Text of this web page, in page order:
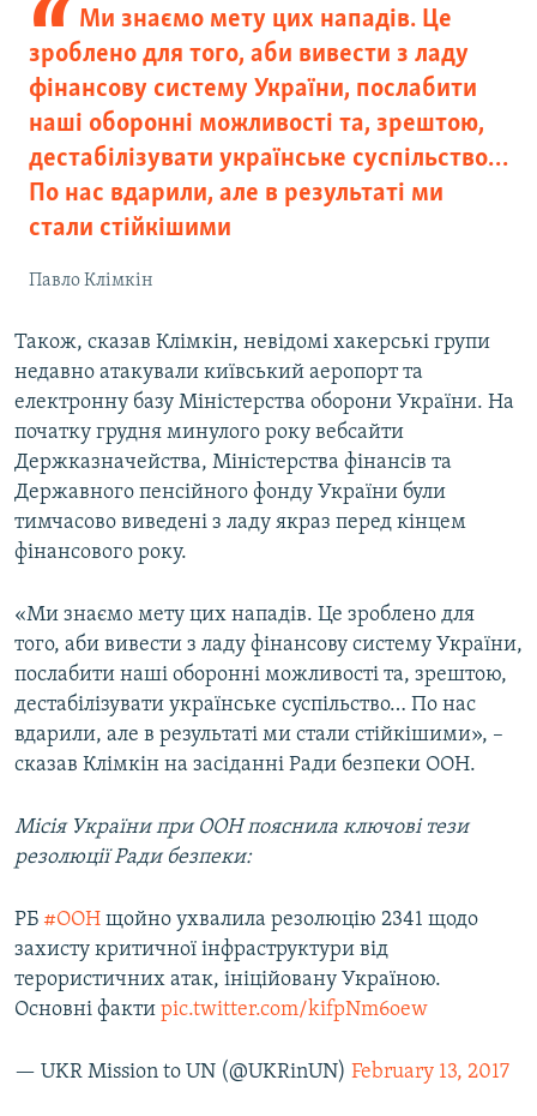
Ми знаємо мету цих нападів. Це
зроблено для того, аби вивести з ладу
фінансову систему України, послабити
наші оборонні можливості та, зрештою,
дестабілізувати українське суспільство…
По нас вдарили, але в результаті ми
стали стійкішими
Павло Клімкін
Також, сказав Клімкін, невідомі хакерські групи
недавно атакували київський аеропорт та
електронну базу Міністерства оборони України. На
початку грудня минулого року вебсайти
Держказначейства, Міністерства фінансів та
Державного пенсійного фонду України були
тимчасово виведені з ладу якраз перед кінцем
фінансового року.
«Ми знаємо мету цих нападів. Це зроблено для
того, аби вивести з ладу фінансову систему України,
послабити наші оборонні можливості та, зрештою,
дестабілізувати українське суспільство… По нас
вдарили, але в результаті ми стали стійкішими», –
сказав Клімкін на засіданні Ради безпеки ООН.
Місія України при ООН пояснила ключові тези
резолюції Ради безпеки:
РБ #ООН щойно ухвалила резолюцію 2341 щодо
захисту критичної інфраструктури від
терористичних атак, ініційовану Україною.
Основні факти pic.twitter.com/kifpNm6oew
— UKR Mission to UN (@UKRinUN) February 13, 2017